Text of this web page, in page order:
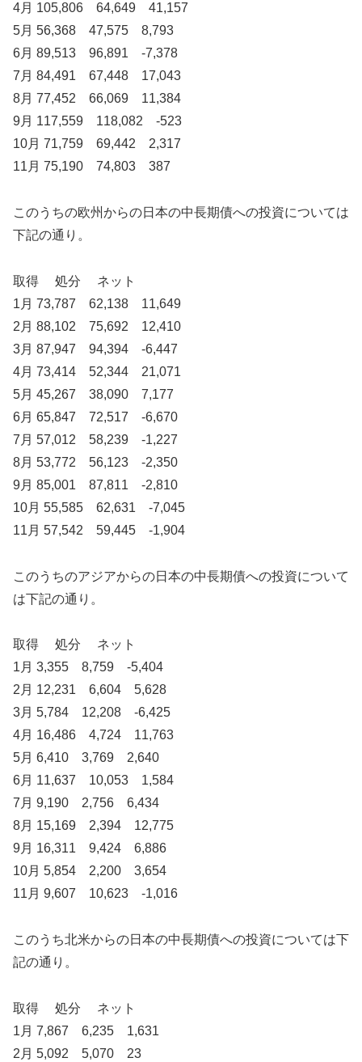
4月 105,806 64,649 41,157
5月 56,368 47,575 8,793
6月 89,513 96,891 -7,378
7月 84,491 67,448 17,043
8月 77,452 66,069 11,384
9月 117,559 118,082 -523
10月 71,759 69,442 2,317
11月 75,190 74,803 387
このうちの欧州からの日本の中長期債への投資については
下記の通り。
取得 処分 ネット
1月 73,787 62,138 11,649
2月 88,102 75,692 12,410
3月 87,947 94,394 -6,447
4月 73,414 52,344 21,071
5月 45,267 38,090 7,177
6月 65,847 72,517 -6,670
7月 57,012 58,239 -1,227
8月 53,772 56,123 -2,350
9月 85,001 87,811 -2,810
10月 55,585 62,631 -7,045
11月 57,542 59,445 -1,904
このうちのアジアからの日本の中長期債への投資について
は下記の通り。
取得 処分 ネット
1月 3,355 8,759 -5,404
2月 12,231 6,604 5,628
3月 5,784 12,208 -6,425
4月 16,486 4,724 11,763
5月 6,410 3,769 2,640
6月 11,637 10,053 1,584
7月 9,190 2,756 6,434
8月 15,169 2,394 12,775
9月 16,311 9,424 6,886
10月 5,854 2,200 3,654
11月 9,607 10,623 -1,016
このうち北米からの日本の中長期債への投資については下
記の通り。
取得 処分 ネット
1月 7,867 6,235 1,631
2月 5,092 5,070 23